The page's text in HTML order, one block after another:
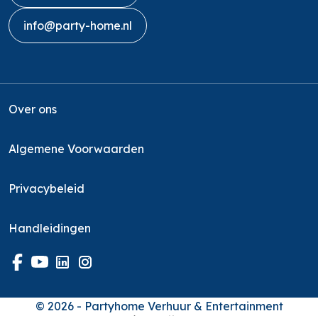
info@party-home.nl
Over ons
Algemene Voorwaarden
Privacybeleid
Handleidingen
© 2026 - Partyhome Verhuur & Entertainment